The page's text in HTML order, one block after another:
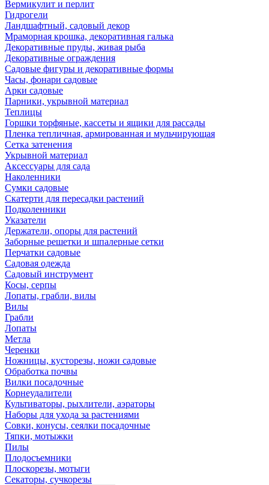
Вермикулит и перлит
Гидрогели
Ландшафтный, садовый декор
Мраморная крошка, декоративная галька
Декоративные пруды, живая рыба
Декоративные ограждения
Садовые фигуры и декоративные формы
Часы, фонари садовые
Арки садовые
Парники, укрывной материал
Теплицы
Горшки торфяные, кассеты и ящики для рассады
Пленка тепличная, армированная и мульчирующая
Сетка затенения
Укрывной материал
Аксессуары для сада
Наколенники
Сумки садовые
Скатерти для пересадки растений
Подколенники
Указатели
Держатели, опоры для растений
Заборные решетки и шпалерные сетки
Перчатки садовые
Садовая одежда
Садовый инструмент
Косы, серпы
Лопаты, грабли, вилы
Вилы
Грабли
Лопаты
Метла
Черенки
Ножницы, кусторезы, ножи садовые
Обработка почвы
Вилки посадочные
Корнеудалители
Культиваторы, рыхлители, аэраторы
Наборы для ухода за растениями
Совки, конусы, сеялки посадочные
Тяпки, мотыжки
Пилы
Плодосъемники
Плоскорезы, мотыги
Секаторы, сучкорезы